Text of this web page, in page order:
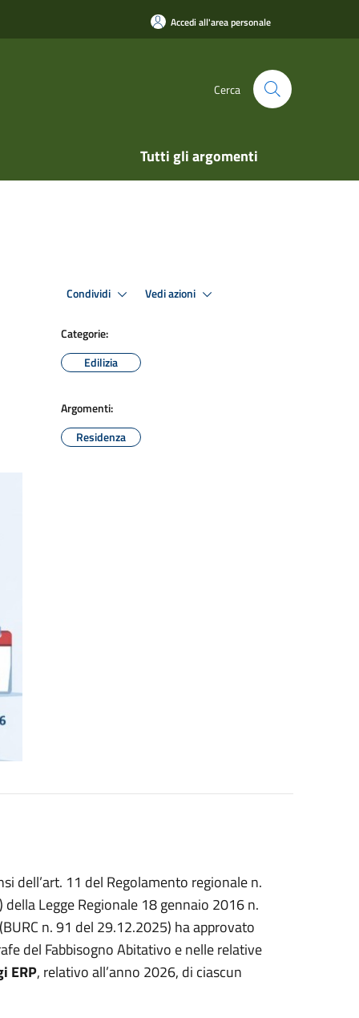
Accedi all'area personale
Cerca
Tutti gli argomenti
Condividi Vedi azioni
Categorie:
Edilizia
Argomenti:
Residenza
dell’art. 11 del Regolamento regionale n.
Legge Regionale 18 gennaio 2016 n.
n. 91 del 29.12.2025) ha approvato
del Fabbisogno Abitativo e nelle relative
ERP, relativo all’anno 2026, di ciascun